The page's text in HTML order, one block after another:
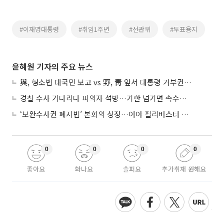
#이재명대통령 #취임1주년 #선관위 #투표용지
윤혜원 기자의 주요 뉴스
與, 형소법 대국민 보고 vs 野, 靑 앞서 대통령 거부권 촉구
경찰 수사 기다리다 피의자 석방…기한 넘기면 속수무책
‘보완수사권 폐지법’ 본회의 상정…여야 필리버스터 대치
좋아요
0
화나요
0
슬퍼요
0
추가취재 원해요
0